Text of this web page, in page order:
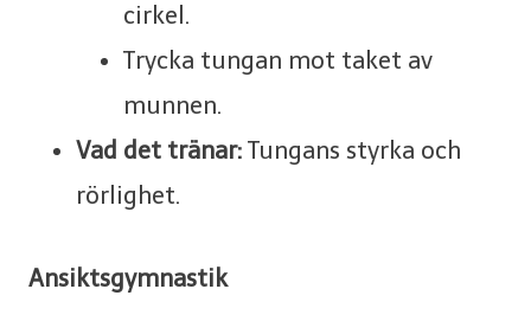
cirkel.
Trycka tungan mot taket av
munnen.
Vad det tränar: Tungans styrka och
rörlighet.
Ansiktsgymnastik